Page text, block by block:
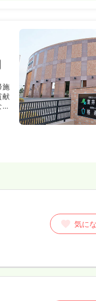
気に
気に
施
献
気に